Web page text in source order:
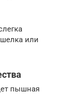
или
пышная